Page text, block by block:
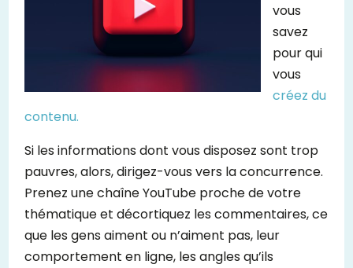
vous
savez
pour qui
vous
créez du
contenu.
Si les informations dont vous disposez sont trop
pauvres, alors, dirigez-vous vers la concurrence.
Prenez une chaîne YouTube proche de votre
thématique et décortiquez les commentaires, ce
que les gens aiment ou n’aiment pas, leur
comportement en ligne, les angles qu’ils